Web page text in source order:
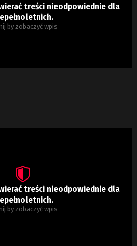
treści nieodpowiednie dla
by zobaczyć wpis
treści nieodpowiednie dla
by zobaczyć wpis